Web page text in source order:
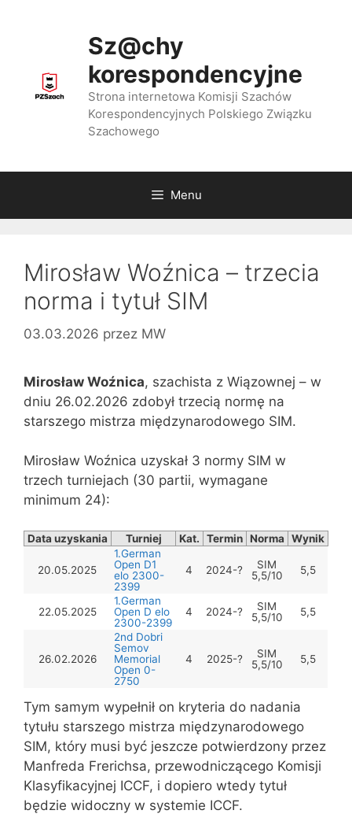
Sz@chy
korespondencyjne
Strona internetowa Komisji Szachów
Korespondencyjnych Polskiego Związku
Szachowego
Menu
Mirosław Woźnica – trzecia
norma i tytuł SIM
03.03.2026 przez MW
Mirosław Woźnica, szachista z Wiązownej – w
dniu 26.02.2026 zdobył trzecią normę na
starszego mistrza międzynarodowego SIM.
Mirosław Woźnica uzyskał 3 normy SIM w
trzech turniejach (30 partii, wymagane
minimum 24):
Data uzyskania Turniej Kat. Termin Norma Wynik
20.05.2025
1.German
Open D1
elo 2300-
2399
4 2024-?
SIM
5,5/10
5,5
22.05.2025
1.German
Open D elo
2300-2399
4 2024-?
SIM
5,5/10
5,5
26.02.2026
2nd Dobri
Semov
Memorial
Open 0-
2750
4 2025-?
SIM
5,5/10
5,5
Tym samym wypełnił on kryteria do nadania
tytułu starszego mistrza międzynarodowego
SIM, który musi być jeszcze potwierdzony przez
Manfreda Frerichsa, przewodniczącego Komisji
Klasyfikacyjnej ICCF, i dopiero wtedy tytuł
będzie widoczny w systemie ICCF.